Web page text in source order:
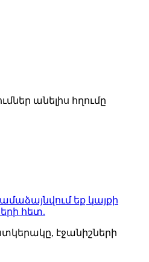
անելիս հղումը
եք կայքի
հետ.
էջանիշների